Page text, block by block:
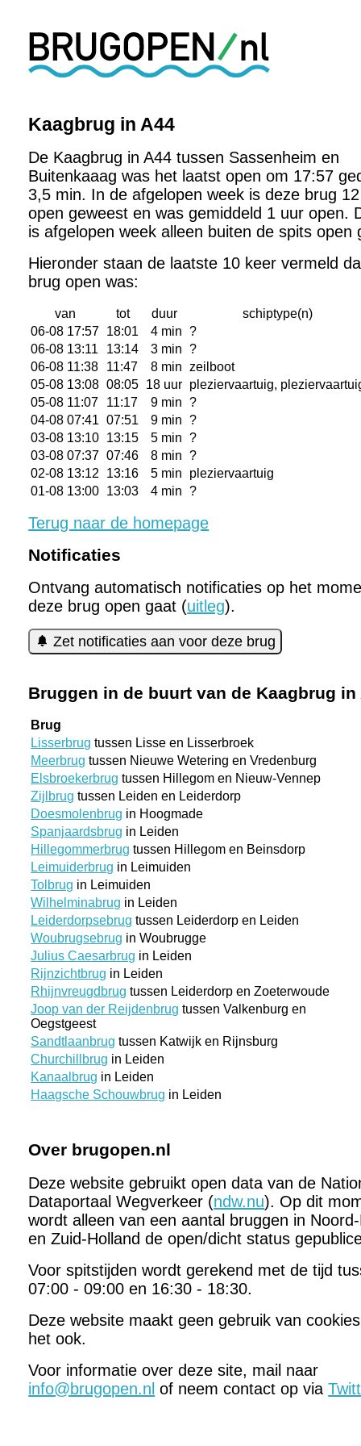
Kaagbrug in A44
De Kaagbrug in A44 tussen Sassenheim en
Buitenkaaag was het laatst open om 17:57
3,5 min. In de afgelopen week is deze brug
open geweest en was gemiddeld 1 uur open.
is afgelopen week alleen buiten de spits open
Hieronder staan de laatste 10 keer vermeld
brug open was:
van tot duur
schiptype(n)
06-08 17:57 18:01 4 min
?
06-08 13:11
13:14 3 min
?
06-08 11:38
11:47 8 min
zeilboot
05-08 13:08 08:05 18 uur pleziervaartuig,
05-08 11:07
11:17 9 min
?
04-08 07:41
07:51 9 min
?
03-08 13:10 13:15 5 min
?
03-08 07:37 07:46 8 min
?
02-08 13:12
13:16 5 min
pleziervaartuig
01-08 13:00 13:03 4 min ?
Terug naar de homepage
Notificaties
Ontvang automatisch notificaties op het
deze brug open gaat (uitleg).
Zet notificaties aan voor deze brug
Bruggen in de buurt van de Kaagbrug in
Brug
Lisserbrug tussen Lisse en Lisserbroek
Meerbrug tussen Nieuwe Wetering en Vredenburg
Elsbroekerbrug tussen Hillegom en Nieuw-Vennep
Zijlbrug tussen Leiden en Leiderdorp
Doesmolenbrug in Hoogmade
Spanjaardsbrug in Leiden
Hillegommerbrug tussen Hillegom en Beinsdorp
Leimuiderbrug in Leimuiden
Tolbrug in Leimuiden
Wilhelminabrug in Leiden
Leiderdorpsebrug tussen Leiderdorp en Leiden
Woubrugsebrug in Woubrugge
Julius Caesarbrug in Leiden
Rijnzichtbrug in Leiden
Rhijnvreugdbrug tussen Leiderdorp en Zoeterwoude
Joop van der Reijdenbrug tussen Valkenburg en
Oegstgeest
Sandtlaanbrug tussen Katwijk en Rijnsburg
Churchillbrug in Leiden
Kanaalbrug in Leiden
Haagsche Schouwbrug in Leiden
Over brugopen.nl
Deze website gebruikt open data van de
Dataportaal Wegverkeer (ndw.nu). Op dit
wordt alleen van een aantal bruggen in
en Zuid-Holland de open/dicht status
Voor spitstijden wordt gerekend met de tijd
07:00 - 09:00 en 16:30 - 18:30.
Deze website maakt geen gebruik van
het ook.
Voor informatie over deze site, mail naar
info@brugopen.nl of neem contact op via